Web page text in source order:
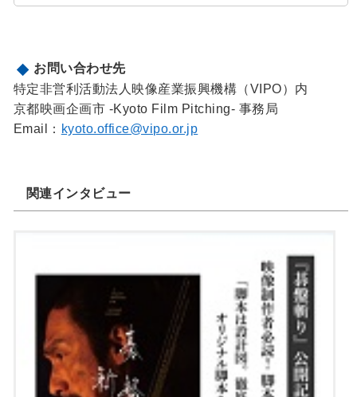
お問い合わせ先
特定非営利活動法人映像産業振興機構（VIPO）内
京都映画企画市 -Kyoto Film Pitching- 事務局
Email： kyoto.office@vipo.or.jp
関連インタビュー